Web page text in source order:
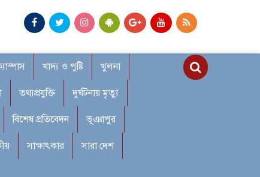
খাদ্য ও পুষ্টি খুলনা
তথ্যপ্রযুক্তি দুর্ঘটনায় মৃত্যু
বিশেষ প্রতিবেদন ভূঞাপুর
সাক্ষাৎকার সারা দেশ